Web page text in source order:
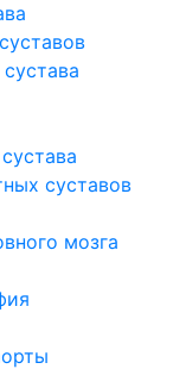
суставов
мозга